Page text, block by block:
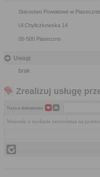
Starostwo Powiatowe w
Ul.Chyliczkowska 14
05-500 Piaseczno
Uwagi
brak
Zrealizuj usługę
Nazwa dokumentu
Wniosek o wydanie zezwolenia na